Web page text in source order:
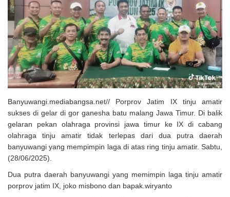
Uji Coba Program NADI JKN
Banyuwangi.mediabangsa.net// Porprov Jatim IX tinju amatir
sukses di gelar di gor ganesha batu malang Jawa Timur. Di balik
gelaran pekan olahraga provinsi jawa timur ke IX di cabang
olahraga tinju amatir tidak terlepas dari dua putra daerah
banyuwangi yang mempimpin laga di atas ring tinju amatir. Sabtu,
(28/06/2025).
Dua putra daerah banyuwangi yang memimpin laga tinju amatir
porprov jatim IX, joko misbono dan bapak.wiryanto